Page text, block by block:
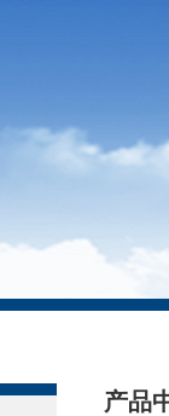
产品